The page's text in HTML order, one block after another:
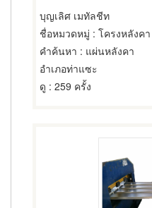
บุญเลิศ เมทัลชีท
ชื่อหมวดหมู่ : โครงหลังคา
คำค้นหา : แผ่นหลังคา
อำเภอท่าแซะ
ดู : 259 ครั้ง